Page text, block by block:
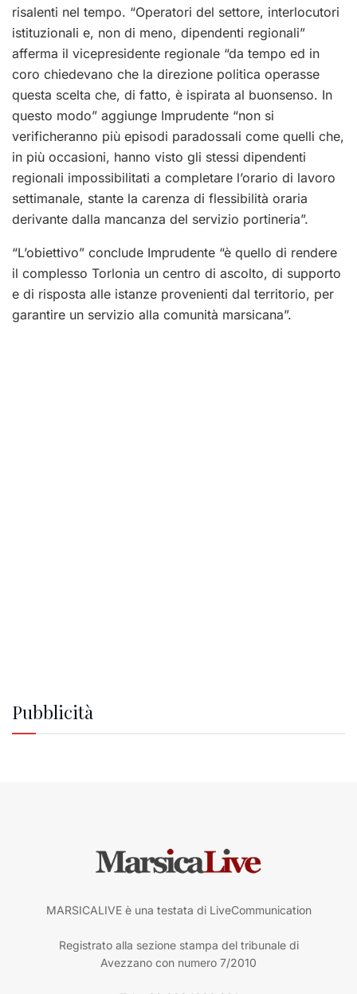
risalenti nel tempo. “Operatori del settore, interlocutori
istituzionali e, non di meno, dipendenti regionali”
afferma il vicepresidente regionale “da tempo ed in
coro chiedevano che la direzione politica operasse
questa scelta che, di fatto, è ispirata al buonsenso. In
questo modo” aggiunge Imprudente “non si
verificheranno più episodi paradossali come quelli che,
in più occasioni, hanno visto gli stessi dipendenti
regionali impossibilitati a completare l’orario di lavoro
settimanale, stante la carenza di flessibilità oraria
derivante dalla mancanza del servizio portineria”.
“L’obiettivo” conclude Imprudente “è quello di rendere
il complesso Torlonia un centro di ascolto, di supporto
e di risposta alle istanze provenienti dal territorio, per
garantire un servizio alla comunità marsicana”.
Pubblicità
MARSICALIVE è una testata di LiveCommunication
Registrato alla sezione stampa del tribunale di
Avezzano con numero 7/2010